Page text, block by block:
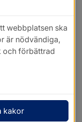
webbplatsen ska
är nödvändiga,
och förbättrad
kakor